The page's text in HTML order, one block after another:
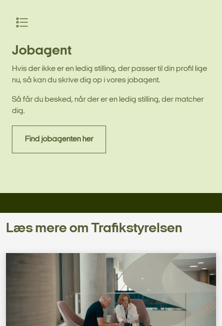
Jobagent
Hvis der ikke er en ledig stilling, der passer til din profil lige
nu, så kan du skrive dig op i vores jobagent.
Så får du besked, når der er en ledig stilling, der matcher
dig.
Find jobagenten her
Læs mere om Trafikstyrelsen